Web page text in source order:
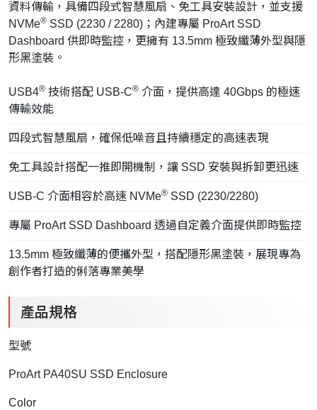
資料傳輸，具備四段式智慧風扇、免工具安裝設計，並支援
NVMe® SSD (2230 / 2280)；內建專屬 ProArt SSD
Dashboard 供即時監控，更擁有 13.5mm 極致纖薄外型與隱
形黑塗裝。
USB4® 技術搭配 USB-C® 介面，提供高達 40Gbps 的極速
傳輸效能
四段式智慧風扇，確保低噪音且持續穩定的高速表現
免工具設計搭配一推即開機制，讓 SSD 安裝與拆卸更迅速
USB-C 介面相容於高速 NVMe® SSD (2230/2280)
專屬 ProArt SSD Dashboard 透過自定義介面提供即時監控
13.5mm 極致纖薄的便攜外型，搭配隱形黑塗裝，展現專為
創作者打造的俐落專業美學
產品規格
型號
ProArt PA40SU SSD Enclosure
Color